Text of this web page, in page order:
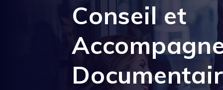
Conseil et